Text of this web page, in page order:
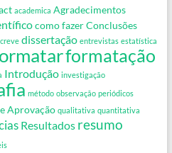
academica Agradecimentos
como fazerConclusões
dissertação entrevistas estatística
formatação
Introdução investigação
método observação periódicos
Aprovação qualitativa quantitativa
Resultados resumo